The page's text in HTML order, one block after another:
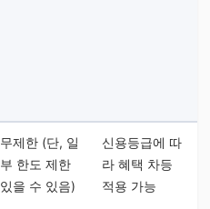
무제한 (단, 일
부 한도 제한
있을 수 있음)
신용등급에 따
라 혜택 차등
적용 가능